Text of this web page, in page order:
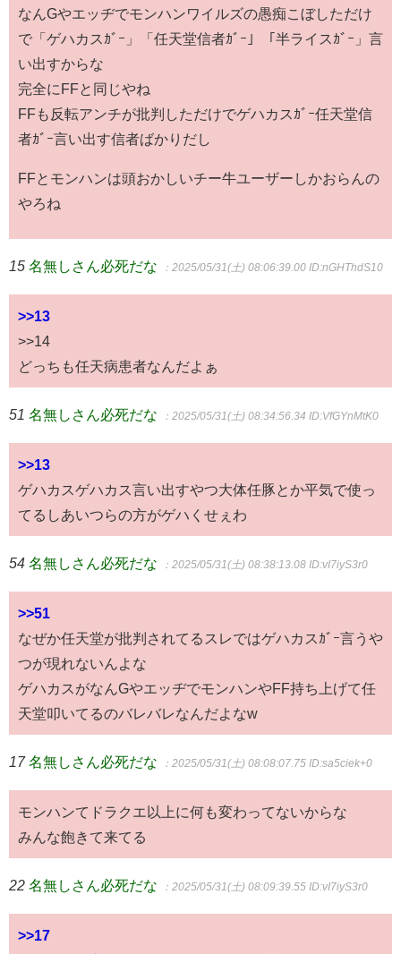
なんGやエッヂでモンハンワイルズの愚痴こぼしただけ
で「ゲハカスｶﾞｰ」「任天堂信者ｶﾞｰ」「半ライスｶﾞｰ」言
い出すからな
完全にFFと同じやね
FFも反転アンチが批判しただけでゲハカスｶﾞｰ任天堂信
者ｶﾞｰ言い出す信者ばかりだし
FFとモンハンは頭おかしいチー牛ユーザーしかおらんの
やろね
15 名無しさん必死だな ：2025/05/31(土) 08:06:39.00 ID:nGHThdS10
>>13
>>14
どっちも任天病患者なんだよぁ
51 名無しさん必死だな ：2025/05/31(土) 08:34:56.34 ID:VfGYnMtK0
>>13
ゲハカスゲハカス言い出すやつ大体任豚とか平気で使っ
てるしあいつらの方がゲハくせぇわ
54 名無しさん必死だな ：2025/05/31(土) 08:38:13.08 ID:vI7iyS3r0
>>51
なぜか任天堂が批判されてるスレではゲハカスｶﾞｰ言うや
つが現れないんよな
ゲハカスがなんGやエッヂでモンハンやFF持ち上げて任
天堂叩いてるのバレバレなんだよなw
17 名無しさん必死だな ：2025/05/31(土) 08:08:07.75 ID:sa5ciek+0
モンハンてドラクエ以上に何も変わってないからな
みんな飽きて来てる
22 名無しさん必死だな ：2025/05/31(土) 08:09:39.55 ID:vI7iyS3r0
>>17